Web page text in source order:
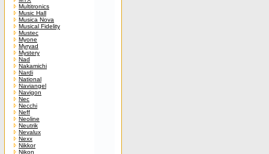
Multitronics
Music Hall
Musica Nova
Musical Fidelity
Mustec
Myone
Myryad
Mystery
Nad
Nakamichi
Nardi
National
Naviangel
Navigon
Nec
Necchi
Neff
Neoline
Neutrik
Nevalux
Nexx
Nikkor
Nikon